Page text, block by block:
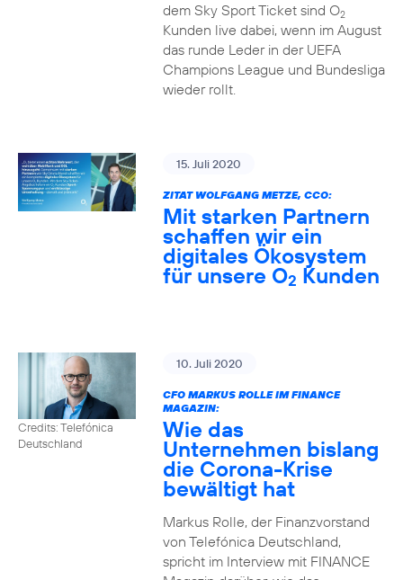
dem Sky Sport Ticket sind O2
Kunden live dabei, wenn im August
das runde Leder in der UEFA
Champions League und Bundesliga
wieder rollt.
15. Juli 2020
ZITAT WOLFGANG METZE, CCO:
Mit starken Partnern
schaffen wir ein
digitales Ökosystem
für unsere O2 Kunden
Credits: Telefónica
Deutschland
10. Juli 2020
CFO MARKUS ROLLE IM FINANCE
MAGAZIN:
Wie das
Unternehmen bislang
die Corona-Krise
bewältigt hat
Markus Rolle, der Finanzvorstand
von Telefónica Deutschland,
spricht im Interview mit FINANCE